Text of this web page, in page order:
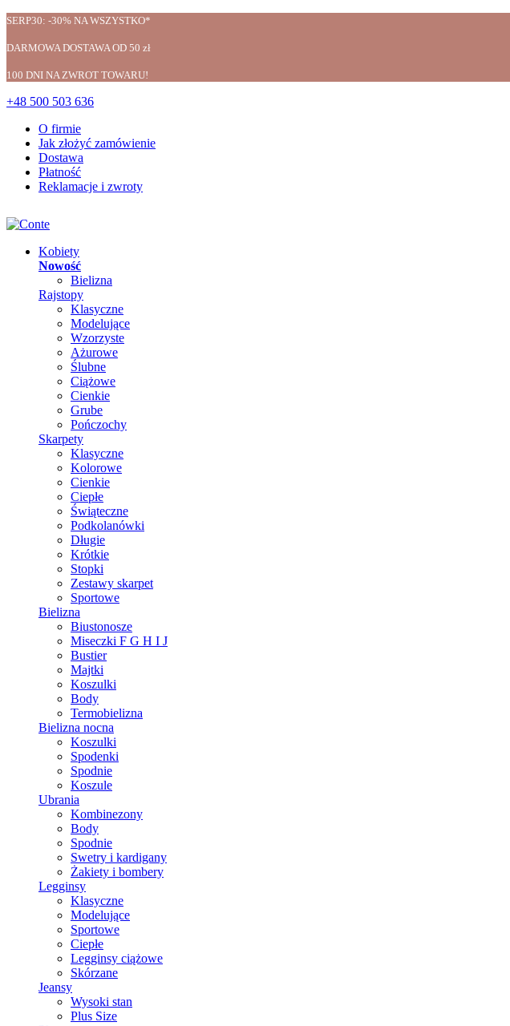
SERP30: -30% NA WSZYSTKO*
DARMOWA DOSTAWA OD 50 zł
100 DNI NA ZWROT TOWARU!
+48 500 503 636
O firmie
Jak złożyć zamówienie
Dostawa
Płatność
Reklamacje i zwroty
Kobiety
Nowość
Bielizna
Rajstopy
Klasyczne
Modelujące
Wzorzyste
Ażurowe
Ślubne
Ciążowe
Cienkie
Grube
Pończochy
Skarpety
Klasyczne
Kolorowe
Cienkie
Ciepłe
Świąteczne
Podkolanówki
Długie
Krótkie
Stopki
Zestawy skarpet
Sportowe
Bielizna
Biustonosze
Miseczki F G H I J
Bustier
Majtki
Koszulki
Body
Termobielizna
Bielizna nocna
Koszulki
Spodenki
Spodnie
Koszule
Ubrania
Kombinezony
Body
Spodnie
Swetry i kardigany
Żakiety i bombery
Legginsy
Klasyczne
Modelujące
Sportowe
Ciepłe
Legginsy ciążowe
Skórzane
Jeansy
Wysoki stan
Plus Size